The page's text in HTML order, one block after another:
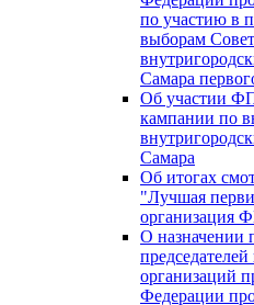
по участию в
выборам
Самара
Об участии
кампании по
Самара
Об итогах
"Лучшая
организация
О назначении
организаций
Федерации